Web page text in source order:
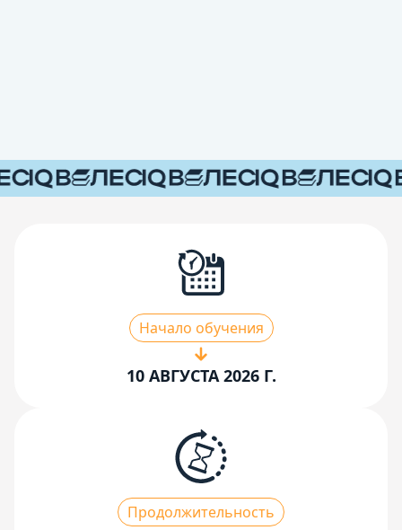
Начало обучения
10 АВГУСТА 2026 Г.
Продолжительность